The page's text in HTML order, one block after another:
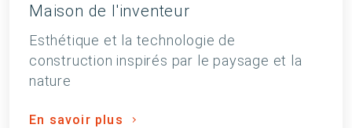
Maison de l'inventeur
Esthétique et la technologie de
construction inspirés par le paysage et la
nature
En savoir plus